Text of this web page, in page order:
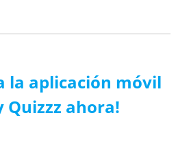
la aplicación móvil
Quizzz ahora!